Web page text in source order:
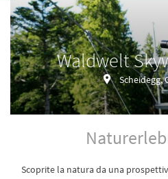
Waldwelt
Scheidegg,
Scoprite la natura da una